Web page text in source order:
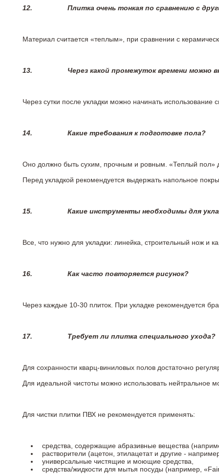
12. Плитка очень тонкая по сравнению с
Материал считается «теплым», при сравнении с
13. Через какой промежуток времени можно
Через сутки после укладки можно начинать
14. Какие требования к подготовке пола?
Оно должно быть сухим, прочным и ровным. «Теплый пол»
Перед укладкой рекомендуется выдержать напольное
15. Какие инструменты необходимы для
Все, что нужно для укладки: линейка, строительный нож и
16. Как часто повторяется рисунок?
Через каждые 10-30 плиток. При укладке рекомендуется
17. Требует ли плитка специального ухода?
Для сохранности кварц-виниловых полов достаточно
Для идеальной чистоты можно использовать
Для чистки плитки ПВХ не рекомендуется применять:
средства, содержащие абразивные вещества
растворители (ацетон, этилацетат и другие -
универсальные чистящие и моющие средства,
средства/жидкости для мытья посуды (например,